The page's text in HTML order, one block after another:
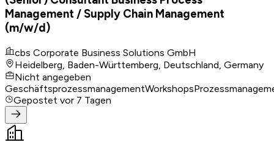
Management / Supply Chain Management
(m/w/d)
cbs Corporate Business Solutions GmbH
Heidelberg, Baden-Württemberg, Deutschland, Germany
Nicht angegeben
GeschäftsprozessmanagementWorkshops
Gepostet vor 7 Tagen